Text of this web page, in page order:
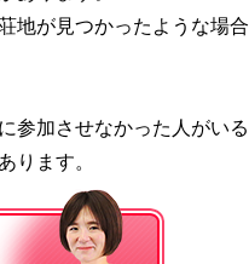
地が見つかったような場合
参加させなかった人がいる
ります。